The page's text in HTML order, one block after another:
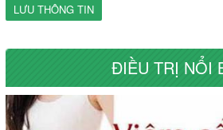
LƯU THÔNG TIN
ĐIỀU TRỊ NỔI